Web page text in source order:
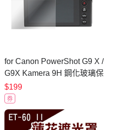
for Canon PowerShot G9 X /
G9X Kamera 9H 鋼化玻璃保
護貼/ 相機保護貼 / 贈送高清
保護貼
$199
券